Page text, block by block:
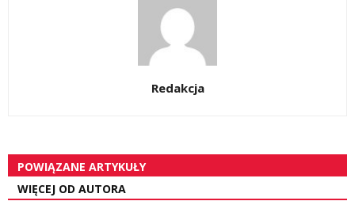
Redakcja
POWIĄZANE ARTYKUŁY
WIĘCEJ OD AUTORA